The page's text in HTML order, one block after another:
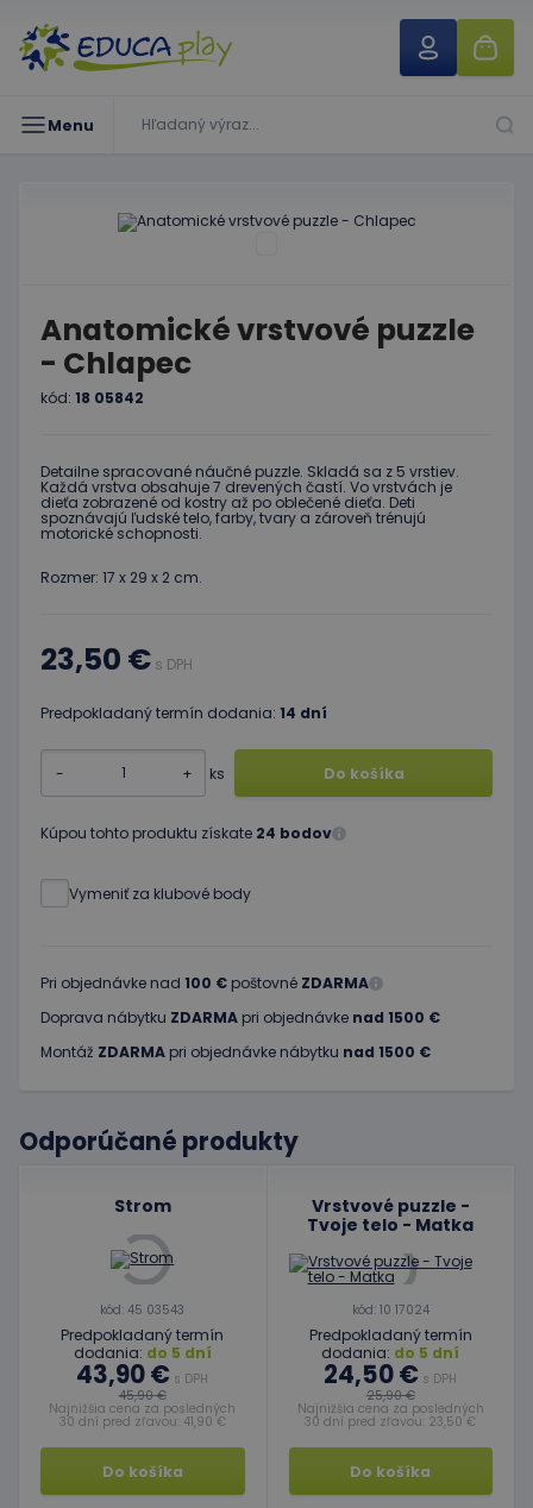
Menu
Anatomické vrstvové puzzle
- Chlapec
kód: 18 05842
Detailne spracované náučné puzzle. Skladá sa z 5 vrstiev.
Každá vrstva obsahuje 7 drevených častí. Vo vrstvách je
dieťa zobrazené od kostry až po oblečené dieťa. Deti
spoznávajú ľudské telo, farby, tvary a zároveň trénujú
motorické schopnosti.
Rozmer: 17 x 29 x 2 cm.
23,50 € s DPH
Predpokladaný termín dodania: 14 dní
- + ks Do košíka
Kúpou tohto produktu získate 24 bodov
Vymeniť za klubové body
Pri objednávke nad 100 € poštovné ZDARMA
Doprava nábytku ZDARMA pri objednávke nad 1500 €
Montáž ZDARMA pri objednávke nábytku nad 1500 €
Odporúčané produkty
Strom
kód: 45 03543
Predpokladaný termín
dodania: do 5 dní
43,90 € s DPH
45,90 €
Najnižšia cena za posledných
30 dní pred zľavou: 41,90 €
Do košíka
Vrstvové puzzle -
Tvoje telo - Matka
kód: 10 17024
Predpokladaný termín
dodania: do 5 dní
24,50 € s DPH
25,90 €
Najnižšia cena za posledných
30 dní pred zľavou: 23,50 €
Do košíka